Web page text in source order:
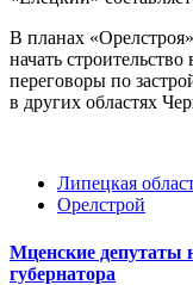
В планах
начать
переговоры по
в других областях
Липецкая
Орелстрой
Мценские депутаты
губернатора